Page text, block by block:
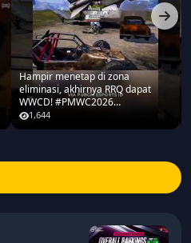
Hampir menetap di zona
eliminasi, akhirnya RRQ dapat
WWCD! #PMWC2026
#pubgmobile #teamrrq
1,644